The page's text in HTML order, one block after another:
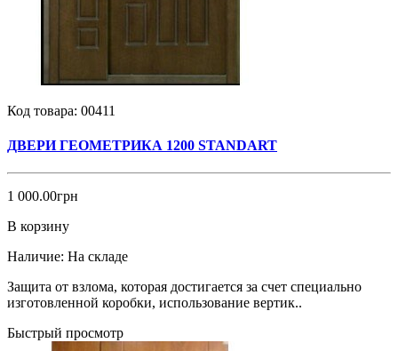
Код товара: 00411
ДВЕРИ ГЕОМЕТРИКА 1200 STANDART
1 000.00грн
В корзину
Наличие: На складе
Защита от взлома, которая достигается за счет специально
изготовленной коробки, использование вертик..
Быстрый просмотр